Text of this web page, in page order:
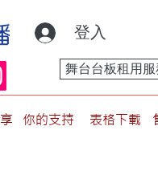
登入
舞台台板租用
你的支持 表格下載